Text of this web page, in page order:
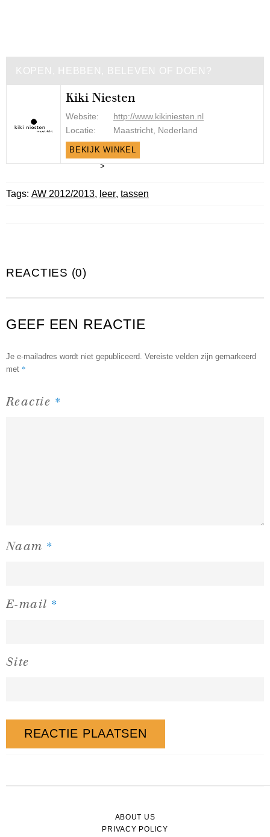
KOPEN, HEBBEN, BELEVEN OF DOEN?
Kiki Niesten
Website:
http://www.kikiniesten.nl
Locatie:
Maastricht, Nederland
BEKIJK WINKEL
>
Tags: AW 2012/2013, leer, tassen
REACTIES (0)
GEEF EEN REACTIE
Je e-mailadres wordt niet gepubliceerd. Vereiste velden zijn gemarkeerd
met *
Reactie *
Naam *
E-mail *
Site
ABOUT US
PRIVACY POLICY